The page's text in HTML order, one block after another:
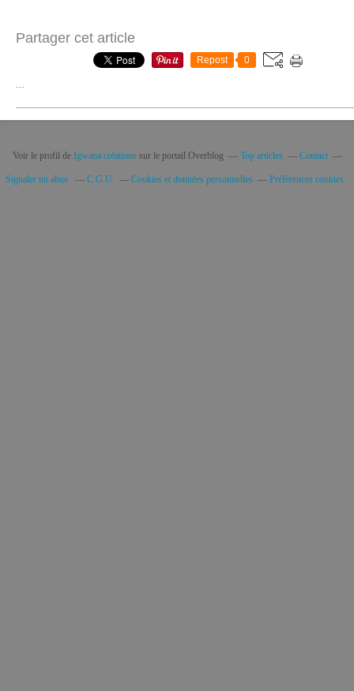
Partager cet article
Repost 0
Voir le profil de Igwana créationssur le portail Overblog Top articles Contact
Signaler un abus C.G.U. Cookies et données personnelles Préférences cookies